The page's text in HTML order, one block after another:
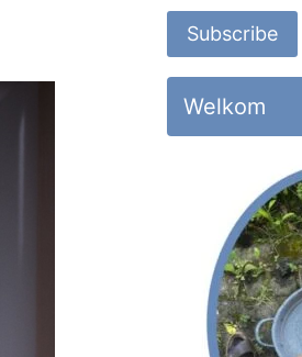
Subscribe
Welkom